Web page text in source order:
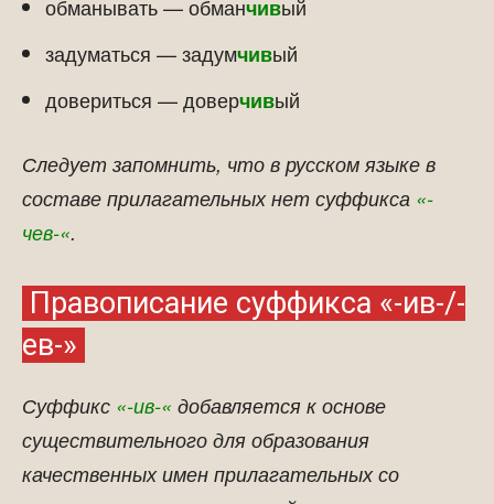
обманывать — обманчивый
задуматься — задумчивый
довериться — доверчивый
Следует запомнить, что в русском языке в
составе прилагательных нет суффикса «-
чев-«.
Правописание суффикса «-ив-/-
ев-»
Суффикс «-ив-« добавляется к основе
существительного для образования
качественных имен прилагательных со